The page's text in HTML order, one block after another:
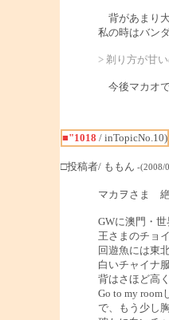
背があまり大
私の時はバン
> 剃り方が甘
今後マカオで
■"1018 / inTopicNo.10)
□投稿者/ ももん -(2008/
マカヲさま
GWに澳門・
王さまのチョ
回遊魚には東
白いチャイナ
背はさほど高
Go to my
で、もう少し